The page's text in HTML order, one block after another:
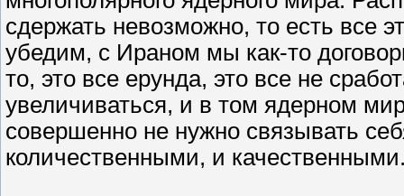
сдержать невозможно, то есть все
убедим, с Ираном мы как-то
то, это все ерунда, это все не
увеличиваться, и в том ядерном
совершенно не нужно связывать
количественными, и